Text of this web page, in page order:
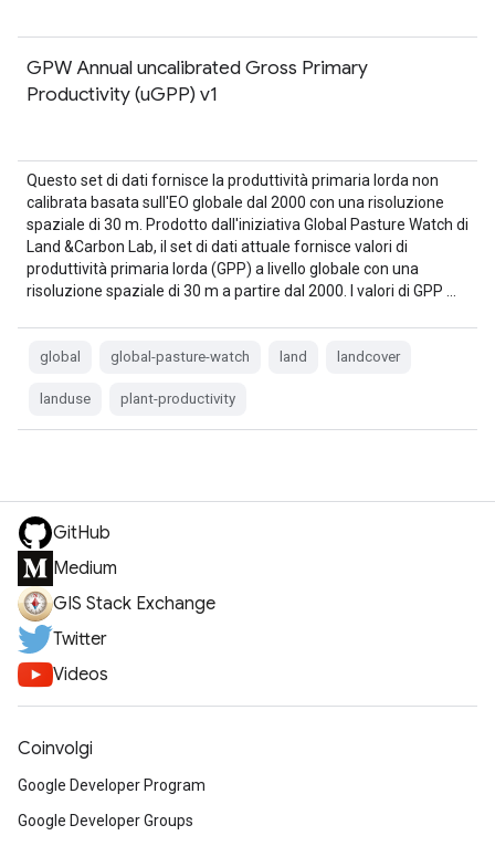
GPW Annual uncalibrated Gross Primary
Productivity (uGPP) v1
Questo set di dati fornisce la produttività primaria lorda non
calibrata basata sull'EO globale dal 2000 con una risoluzione
spaziale di 30 m. Prodotto dall'iniziativa Global Pasture Watch di
Land &Carbon Lab, il set di dati attuale fornisce valori di
produttività primaria lorda (GPP) a livello globale con una
risoluzione spaziale di 30 m a partire dal 2000. I valori di GPP …
global global-pasture-watch land landcover
landuse plant-productivity
GitHub
Medium
GIS Stack Exchange
Twitter
Videos
Coinvolgi
Google Developer Program
Google Developer Groups